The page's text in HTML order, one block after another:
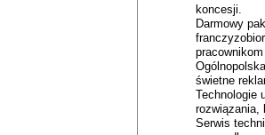
koncesji.
Darmowy
świetne
Technologie
rozwiązania,
Serwis